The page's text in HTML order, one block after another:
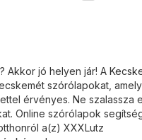
Akkor jó helyen jár! A
szórólapokat,
érvényes. Ne szalassza
Online szórólapok
a(z) XXXLutz